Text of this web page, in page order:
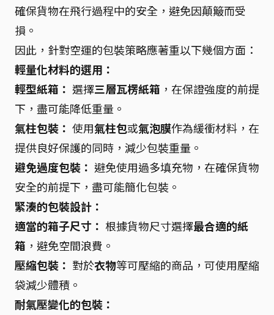
確保貨物在飛行過程中的安全，避免因顛簸而受
損。
因此，針對空運的包裝策略應著重以下幾個方面：
輕量化材料的選用：
輕型紙箱： 選擇三層瓦楞紙箱 ，在保證強度的前提
下，盡可能降低重量。
氣柱包裝： 使用氣柱包或氣泡膜作為緩衝材料，在
提供良好保護的同時，減少包裝重量。
避免過度包裝： 避免使用過多填充物，在確保貨物
安全的前提下，盡可能簡化包裝。
緊湊的包裝設計：
適當的箱子尺寸： 根據貨物尺寸選擇最合適的紙
箱 ，避免空間浪費。
壓縮包裝： 對於衣物等可壓縮的商品，可使用壓縮
袋減少體積。
耐氣壓變化的包裝：